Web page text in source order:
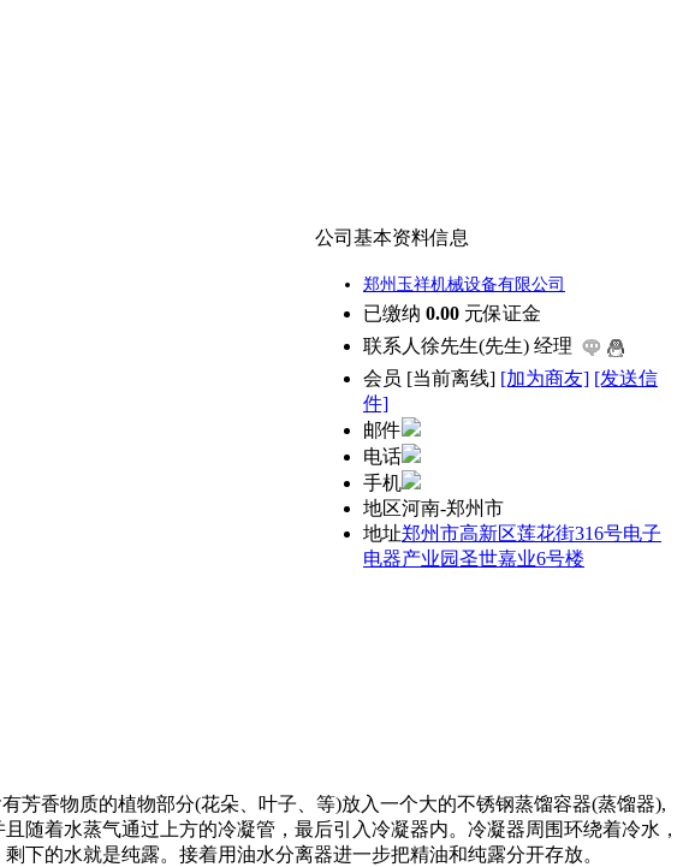
公司基本资料信息
郑州玉祥机械设备有限公司
已缴纳 0.00 元保证金
联系人 徐先生(先生) 经理
会员 [当前离线] [加为商友] [发送信
件]
邮件
电话
手机
地区河南-郑州市
地址郑州市高新区莲花街316号电子
电器产业园圣世嘉业6号楼
芳香物质的植物部分(花朵、叶子、等)放入一个大的不锈钢蒸馏容器(蒸馏器),
随着水蒸气通过上方的冷凝管，最后引入冷凝器内。冷凝器周围环绕着冷水，
下的水就是纯露。接着用油水分离器进一步把精油和纯露分开存放。